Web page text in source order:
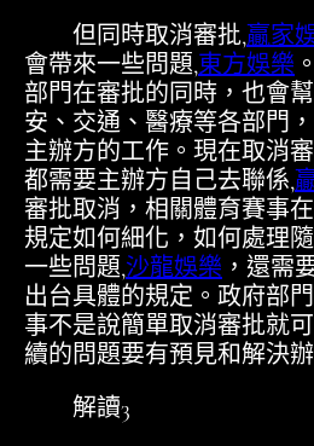
但同時取消審批,贏家
會帶來一些問題,東方娛樂
部門在審批的同時，也會
安、交通、醫療等各部門
主辦方的工作。現在取消
都需要主辦方自己去聯係,
審批取消，相關體育賽事
規定如何細化，如何處理
一些問題,沙龍娛樂 ，還需
出台具體的規定。政府部
事不是說簡單取消審批就
續的問題要有預見和解決辦
解讀3